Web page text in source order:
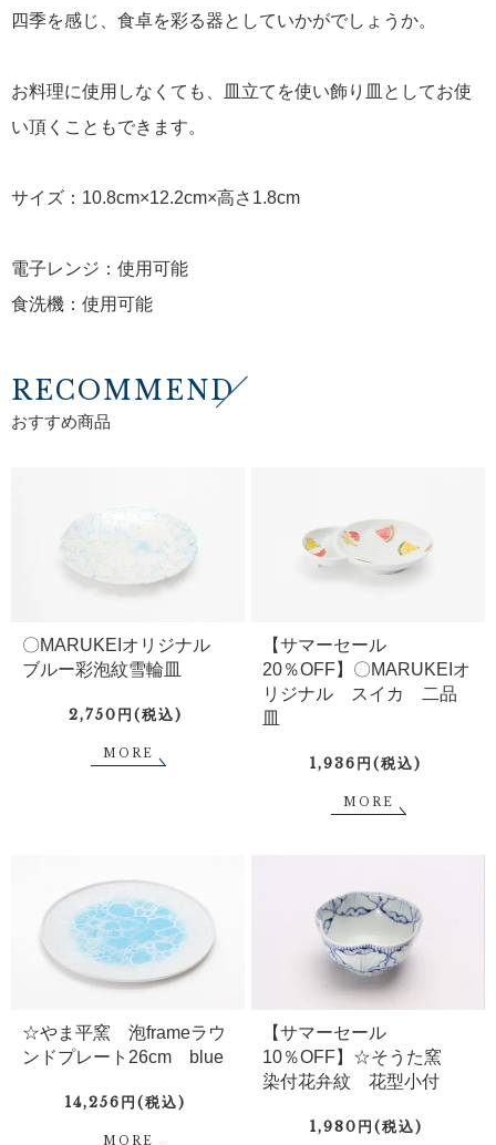
四季を感じ、食卓を彩る器としていかがでしょうか。
お料理に使用しなくても、皿立てを使い飾り皿としてお使
い頂くこともできます。
サイズ：10.8cm×12.2cm×高さ1.8cm
電子レンジ：使用可能
食洗機：使用可能
RECOMMEND
おすすめ商品
〇MARUKEIオリジナル
ブルー彩泡紋雪輪皿
2,750円(税込)
MORE
【サマーセール
20％OFF】〇MARUKEIオ
リジナル スイカ 二品
皿
1,936円(税込)
MORE
☆やま平窯 泡frameラウ
ンドプレート26cm blue
14,256円(税込)
MORE
【サマーセール
10％OFF】☆そうた窯
染付花弁紋 花型小付
1,980円(税込)